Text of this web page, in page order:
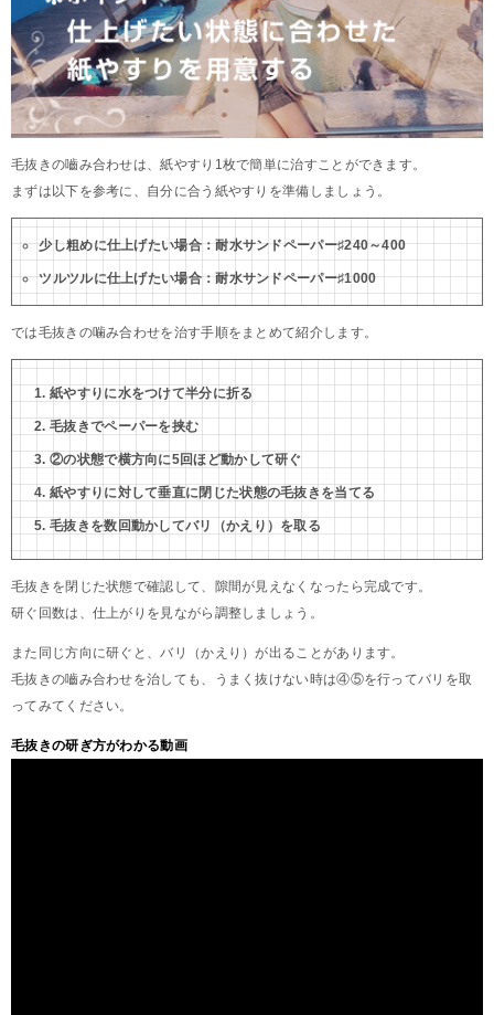
毛抜きの嚙み合わせは、紙やすり1枚で簡単に治すことができます。
まずは以下を参考に、自分に合う紙やすりを準備しましょう。
少し粗めに仕上げたい場合：耐水サンドペーパー♯240～400
ツルツルに仕上げたい場合：耐水サンドペーパー♯1000
では毛抜きの噛み合わせを治す手順をまとめて紹介します。
紙やすりに水をつけて半分に折る
毛抜きでペーパーを挟む
②の状態で横方向に5回ほど動かして研ぐ
紙やすりに対して垂直に閉じた状態の毛抜きを当てる
毛抜きを数回動かしてバリ（かえり）を取る
毛抜きを閉じた状態で確認して、隙間が見えなくなったら完成です。
研ぐ回数は、仕上がりを見ながら調整しましょう。
また同じ方向に研ぐと、バリ（かえり）が出ることがあります。
毛抜きの嚙み合わせを治しても、うまく抜けない時は④⑤を行ってバリを取
ってみてください。
毛抜きの研ぎ方がわかる動画